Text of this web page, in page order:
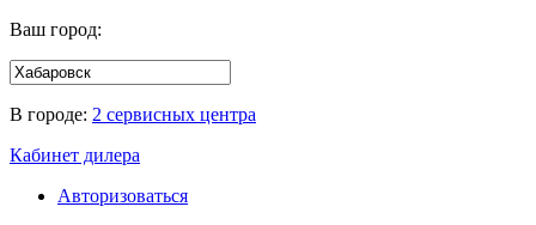
Ваш город:
В городе: 2 сервисных центра
Кабинет дилера
Авторизоваться